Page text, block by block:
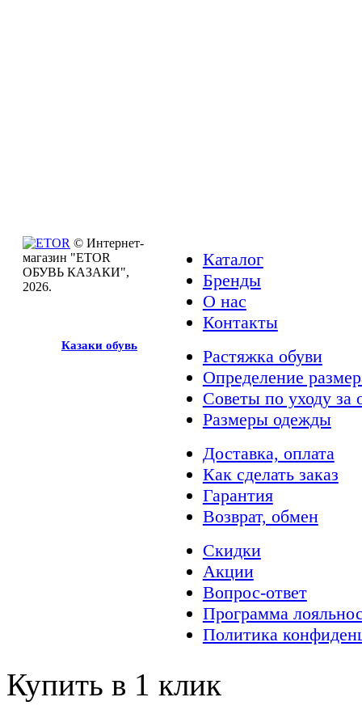
© Интернет-
магазин "ETOR
ОБУВЬ КАЗАКИ",
2026.
Казаки обувь
Каталог
Бренды
О нас
Контакты
Растяжка обуви
Определение
Советы по уходу за
Размеры одежды
Доставка, оплата
Как сделать заказ
Гарантия
Возврат, обмен
Скидки
Акции
Вопрос-ответ
Программа
Политика
Купить в 1 клик